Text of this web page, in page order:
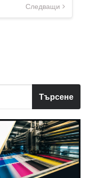
Следващи
Търсене